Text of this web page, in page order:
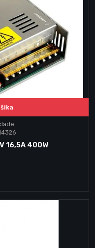
16,5A 400W